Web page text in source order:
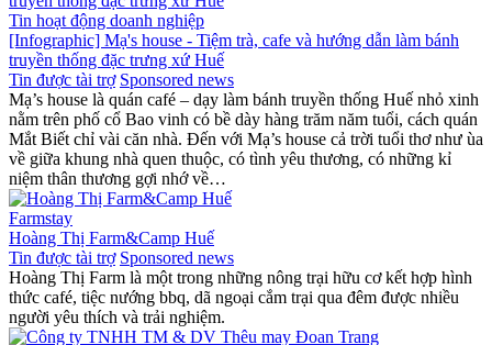
Tin hoạt động doanh nghiệp
[Infographic] Mạ's house - Tiệm trà, cafe và hướng dẫn làm bánh
truyền thống đặc trưng xứ Huế
Tin được tài trợ Sponsored news
Mạ’s house là quán café – dạy làm bánh truyền thống Huế nhỏ xinh
nằm trên phố cổ Bao vinh có bề dày hàng trăm năm tuổi, cách quán
Mắt Biết chỉ vài căn nhà. Đến với Mạ’s house cả trời tuổi thơ như ùa
về giữa khung nhà quen thuộc, có tình yêu thương, có những kỉ
niệm thân thương gợi nhớ về…
Farmstay
Hoàng Thị Farm&Camp Huế
Tin được tài trợ Sponsored news
Hoàng Thị Farm là một trong những nông trại hữu cơ kết hợp hình
thức café, tiệc nướng bbq, dã ngoại cắm trại qua đêm được nhiều
người yêu thích và trải nghiệm.